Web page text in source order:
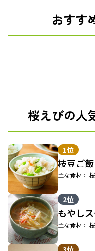
おすす
桜えびの人
1位
枝豆ご飯
主な食材：
2位
もやし
主な食材：